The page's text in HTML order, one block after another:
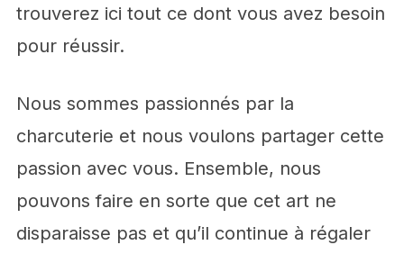
trouverez ici tout ce dont vous avez besoin
pour réussir.
Nous sommes passionnés par la
charcuterie et nous voulons partager cette
passion avec vous. Ensemble, nous
pouvons faire en sorte que cet art ne
disparaisse pas et qu’il continue à régaler